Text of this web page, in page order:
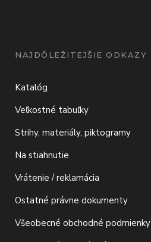
NAJDÔLEŽITEJŠIE ODKAZY
Katalóg
Veľkostné tabuľky
Strihy, materiály, piktogramy
Na stiahnutie
Vrátenie / reklamácia
Ostatné právne dokumenty
Všeobecné obchodné podmienky